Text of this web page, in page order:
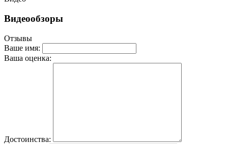
Видеообзоры
Отзывы
Ваше имя:
Ваша оценка:
Достоинства: